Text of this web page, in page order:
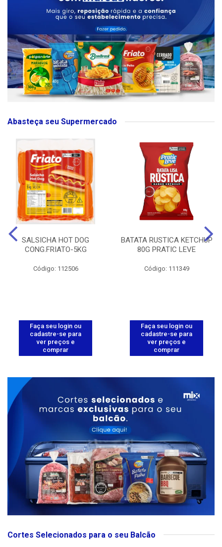
Abasteça seu Supermercado
SALSICHA HOT DOG
CONG.FRIATO-5KG
Código: 112506
Faça seu login ou
cadastre-se para
ver preços e
comprar
BATATA RUSTICA KETCHUP
80G PRATIC LEVE
Código: 111349
Faça seu login ou
cadastre-se para
ver preços e
comprar
Cortes Selecionados para o seu Balcão